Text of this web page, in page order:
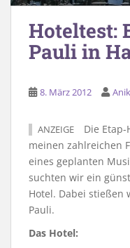
Hoteltest:
Pauli in
8. März 2012
ANZEIGE
Die
meinen zahlreichen
eines geplanten
suchten wir ein
Hotel. Dabei stießen
Pauli.
Das Hotel: